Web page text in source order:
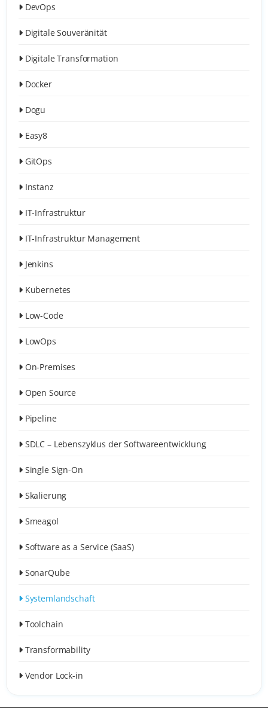
DevOps
Digitale Souveränität
Digitale Transformation
Docker
Dogu
Easy8
GitOps
Instanz
IT-Infrastruktur
IT-Infrastruktur Management
Jenkins
Kubernetes
Low-Code
LowOps
On-Premises
Open Source
Pipeline
SDLC – Lebenszyklus der Softwareentwicklung
Single Sign-On
Skalierung
Smeagol
Software as a Service (SaaS)
SonarQube
Systemlandschaft
Toolchain
Transformability
Vendor Lock-in